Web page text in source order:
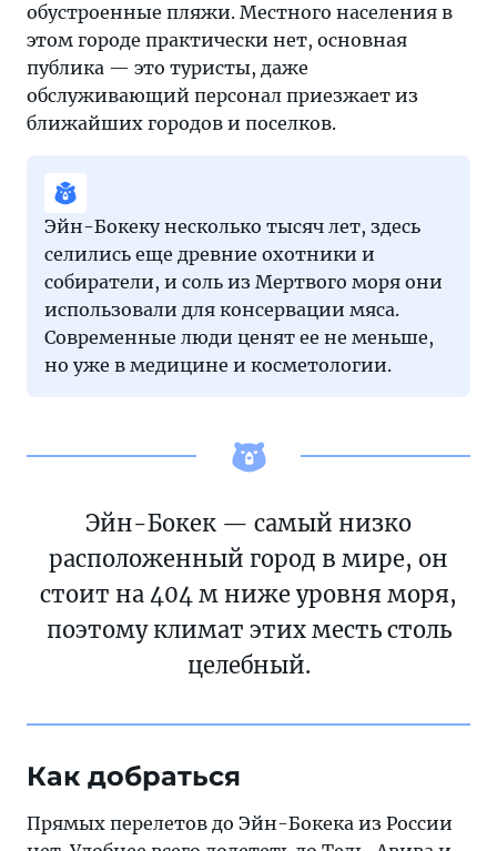
обустроенные пляжи. Местного населения в
этом городе практически нет, основная
публика — это туристы, даже
обслуживающий персонал приезжает из
ближайших городов и поселков.
Эйн-Бокеку несколько тысяч лет, здесь
селились еще древние охотники и
собиратели, и соль из Мертвого моря они
использовали для консервации мяса.
Современные люди ценят ее не меньше,
но уже в медицине и косметологии.
Эйн-Бокек — самый низко
расположенный город в мире, он
стоит на 404 м ниже уровня моря,
поэтому климат этих месть столь
целебный.
Как добраться
Прямых перелетов до Эйн-Бокека из России